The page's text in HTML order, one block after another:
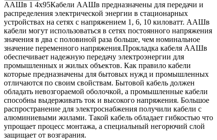
ААШв 1 4х95Кабели ААШв предназначены для передачи и
распределения электрической энергии в стационарных
устройствах на сетях с напряжением 1, 6, 10 киловатт. AAШв
кабели могут использоваться в сетях постоянного напряжения
значения в два с половиной раза больше, чем номинальное
значение переменного напряжения.Прокладка кабеля ААШв
обеспечивает надежную передачу электроэнергии для
промышленных и жилых объектов. Как правило кабели
которые предназначены для бытовых нужд и промышленных
отличаются по своим свойствам. Бытовой кабель должен
обладать невозгораемой оболочкой, а промышленные кабели
способны выдерживать ток и высокого напряжения. Большое
распространение для электроснабжения получили кабели с
алюминиевыми жилами. Такой кабель обладает гибкостью что
упрощает процесс монтажа, а специальный негорючий слой
защищает от возгарания.